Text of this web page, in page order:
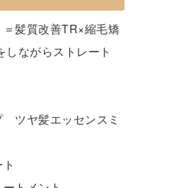
髪質改善TR×縮毛矯
しながらストレート
ツヤ髪エッセンスミ